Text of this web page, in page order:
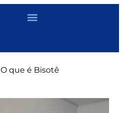
O que é Bisotê